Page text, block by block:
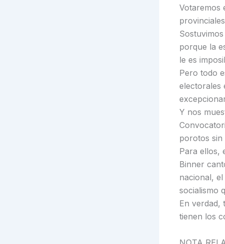
Votaremos
porque la
le es
Pero todo
electorales
Y nos
porotos sin
Para ellos,
Binner
nacional,
socialismo
En verdad,
tienen los